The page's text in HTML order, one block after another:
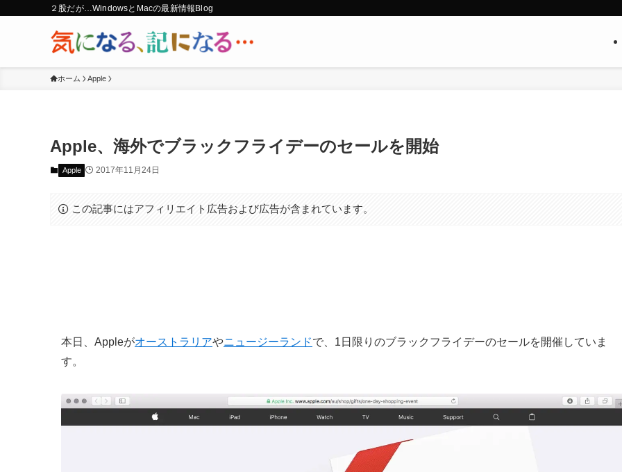
２股だが…WindowsとMacの最新情報Blog
ホーム Apple
Apple、海外でブラックフライデーのセールを開始
Apple 2017年11月24日
この記事にはアフィリエイト広告および広告が含まれています。
本日、Appleがオーストラリアやニュージーランドで、1日限りのブラックフライデーのセールを開催していま
す。